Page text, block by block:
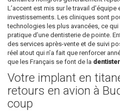
L’accent est mis sur le travail
investissements. Les cliniques sont
technologies les plus avancées, ce
pratique d’une dentisterie de pointe.
des services après-vente et de suivi
réel atout qui n’a fait que renforcer
que les Français se font de la
Votre implant en
retours en avion à
coup